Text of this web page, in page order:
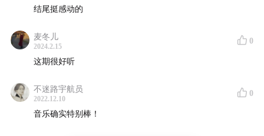
结尾挺感动的
麦冬儿
2024.2.15
0
这期很好听
不迷路宇航员
2022.12.10
0
音乐确实特别棒！